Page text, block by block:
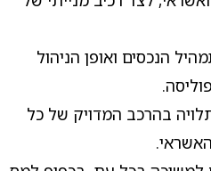
הנכסים ואופן הניהול
בהרכב המדויק של כל